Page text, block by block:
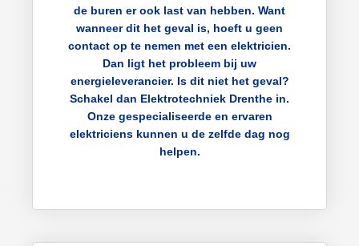
de buren er ook last van hebben. Want
wanneer dit het geval is, hoeft u geen
contact op te nemen met een elektricien.
Dan ligt het probleem bij uw
energieleverancier. Is dit niet het geval?
Schakel dan Elektrotechniek Drenthe in.
Onze gespecialiseerde en ervaren
elektriciens kunnen u de zelfde dag nog
helpen.